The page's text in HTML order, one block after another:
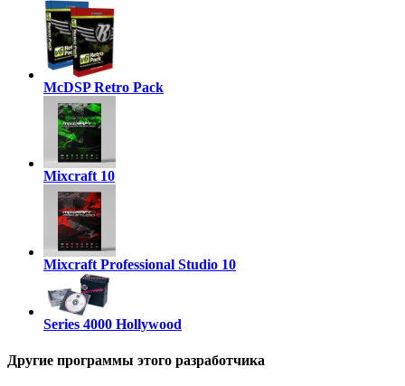
McDSP Retro Pack
Mixcraft 10
Mixcraft Professional Studio 10
Series 4000 Hollywood
Другие программы этого разработчика